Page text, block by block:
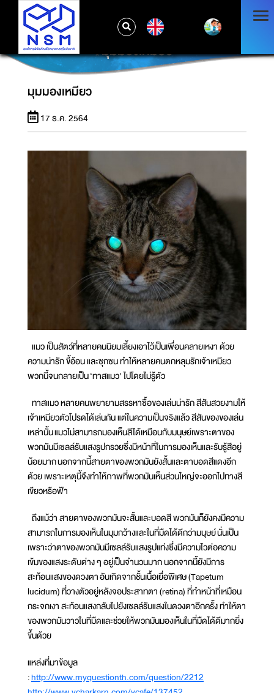
มุมมองเหมียว
มุมมองเหมียว
17 ธ.ค. 2564
แมว เป็นสัตว์ที่หลายคนนิยมเลี้ยงเอาไว้เป็นเพื่อนคลายเหงา ด้วย
ความน่ารัก ขี้อ้อน และซุกซน ทำให้หลายคนตกหลุมรักเจ้าเหมียว
พวกนี้จนกลายเป็น ‘ทาสแมว’ ไปโดยไม่รู้ตัว
ทาสแมว หลายคนพยายามสรรหาซื้อของเล่นน่ารัก สีสันสวยงามให้
เจ้าเหมียวตัวโปรดได้เล่นกัน แต่ในความเป็นจริงแล้ว สีสันของของเล่น
เหล่านั้น แมวไม่สามารถมองเห็นสีได้เหมือนกับมนุษย์เพราะตาของ
พวกมันมีเซลล์รับแสงรูปกรวยซึ่งมีหน้าที่ในการมองเห็นและรับรู้สีอยู่
น้อยมาก นอกจากนี้สายตาของพวกมันยังสั้นและตาบอดสีแดงอีก
ด้วย เพราะเหตุนี้จึงทำให้ภาพที่พวกมันเห็นส่วนใหญ่จะออกไปทางสี
เขียวหรือฟ้า
ถึงแม้ว่า สายตาของพวกมันจะสั้นและบอดสี พวกมันก็ยังคงมีความ
สามารถในการมองเห็นในมุมกว้างและในที่มืดได้ดีกว่ามนุษย์ นั่นเป็น
เพราะว่าตาของพวกมันมีเซลล์รับแสงรูปแท่งซึ่งมีความไวต่อความ
เข้มของแสงระดับต่าง ๆ อยู่เป็นจำนวนมาก นอกจากนี้ยังมีการ
สะท้อนแสงของดวงตา อันเกิดจากชั้นเนื้อเยื่อพิเศษ (Tapetum
lucidum) ที่วางตัวอยู่หลังจอประสาทตา (retina) ที่ทำหน้าที่เหมือน
กระจกเงา สะท้อนแสงกลับไปยังเซลล์รับแสงในดวงตาอีกครั้ง ทำให้ตา
ของพวกมันวาวในที่มืดและช่วยให้พวกมันมองเห็นในที่มืดได้ดีมากยิ่ง
ขึ้นด้วย
แหล่งที่มาข้อมูล
:http://www.myquestionth.com/question/2212